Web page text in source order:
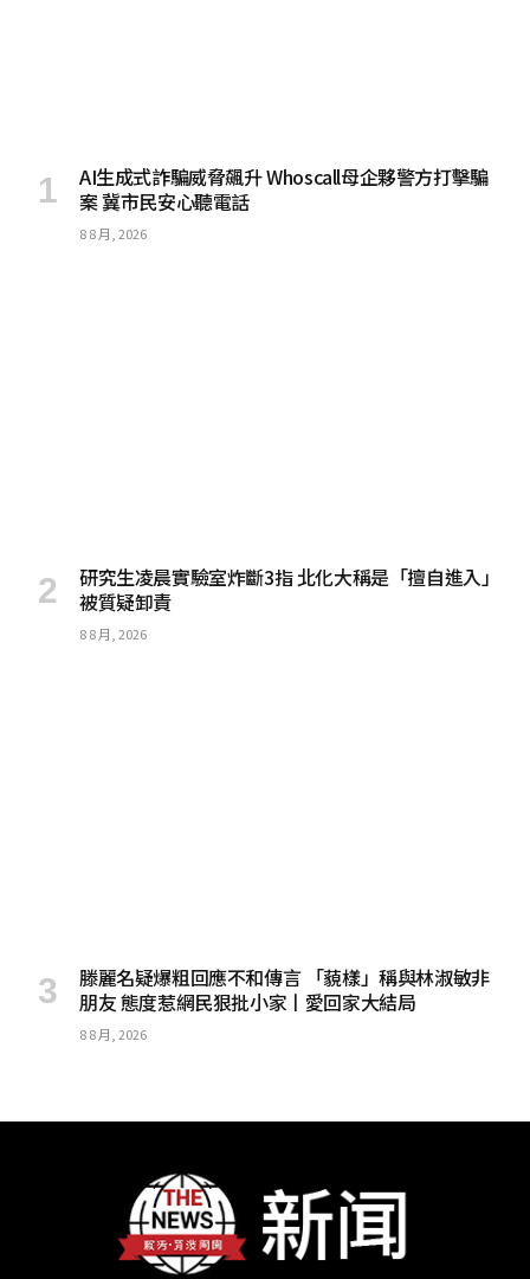
AI生成式詐騙威脅飆升 Whoscall母企夥警方打擊騙
案 冀市民安心聽電話
8 8 月, 2026
研究生凌晨實驗室炸斷3指 北化大稱是「擅自進入」
被質疑卸責
8 8 月, 2026
滕麗名疑爆粗回應不和傳言 「藐樣」稱與林淑敏非
朋友 態度惹網民狠批小家丨愛回家大結局
8 8 月, 2026